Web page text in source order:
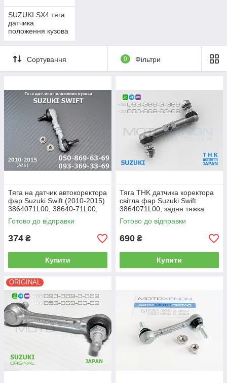
SUZUKI SX4 тяга
датчика
положення кузова
Сортування 0 Фільтри
Тяга на датчик автокоректора
фар Suzuki Swift (2010-2015)
3864071L00, 38640-71L00,
тяжка положення рівня
кузова
Готово до відправки
374 ₴
Купити
Тяга THK датчика коректора
світла фар Suzuki Swift
3864071L00, задня тяжка
висоти нахилу кузова AFS
(Японія)
Готово до відправки
690 ₴
Купити
ORIGINAL